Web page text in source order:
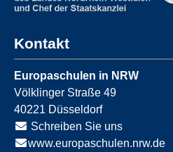
Kontakt
Europaschulen in NRW
Völklinger Straße 49
40221 Düsseldorf
Schreiben Sie uns
www.europaschulen.nrw.de